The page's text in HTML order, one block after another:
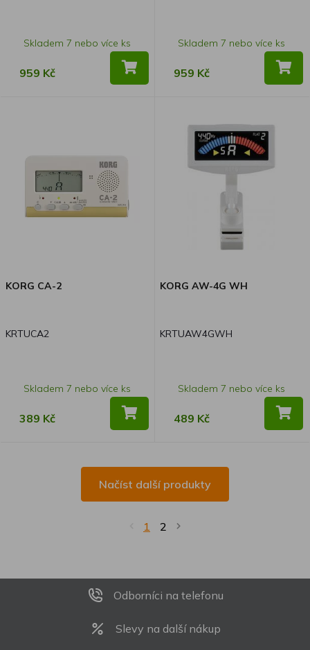
Skladem 7 nebo více ks
959 Kč
Skladem 7 nebo více ks
959 Kč
KORG CA-2
KRTUCA2
Skladem 7 nebo více ks
389 Kč
KORG AW-4G WH
KRTUAW4GWH
Skladem 7 nebo více ks
489 Kč
Načíst další produkty
1 2
Odborníci na telefonu
Slevy na další nákup